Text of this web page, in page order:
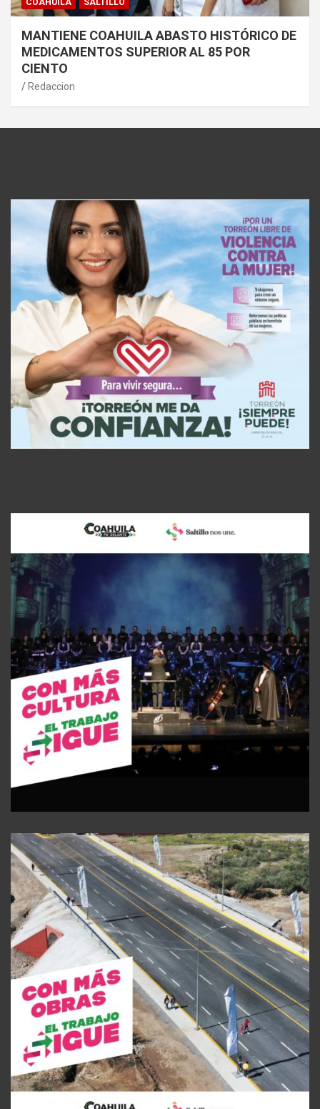
COAHUILA SALTILLO
MANTIENE COAHUILA ABASTO HISTÓRICO DE
MEDICAMENTOS SUPERIOR AL 85 POR
CIENTO
Redaccion